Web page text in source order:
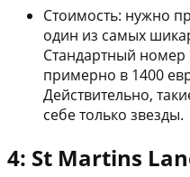
Стоимость: нужно
один из самых
Стандартный номер
примерно в 1400
Действительно,
себе только звезды.
4: St Martins